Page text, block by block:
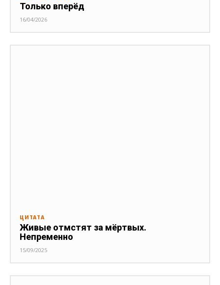
Только вперёд
16/04/2026
ЦИТАТА
Живые отмстят за мёртвых.
Непременно
15/09/2025